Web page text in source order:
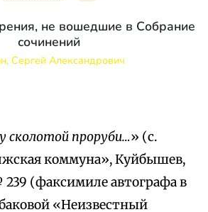
не вошедшие в Собрание
сочинений
Сергей Александрович
сколотой проруби…» (с.
коммуна», Куйбышев,
239 (факсимиле автографа в
«Неизвестный